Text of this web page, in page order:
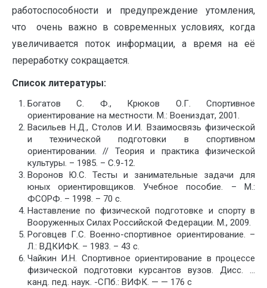
работоспособности и предупреждение утомления,
что очень важно в современных условиях, когда
увеличивается поток информации, а время на её
переработку сокращается.
Список литературы:
Богатов С. Ф., Крюков О.Г. Спортивное
ориентирование на местности. М.: Воениздат, 2001.
Васильев Н.Д., Столов И.И. Взаимосвязь физической
и технической подготовки в спортивном
ориентировании. // Теория и практика физической
культуры. – 1985. – С.9-12.
Воронов Ю.С. Тесты и занимательные задачи для
юных ориентировщиков. Учебное пособие. – М.:
ФСОРФ. – 1998. – 70 с.
Наставление по физической подготовке и спорту в
Вооруженных Силах Российской Федерации. М., 2009.
Роговцев Г.С. Военно-спортивное ориентирование. –
Л.: ВДКИФК. – 1983. – 43 с.
Чайкин И.Н. Спортивное ориентирование в процессе
физической подготовки курсантов вузов. Дисс. …
канд. пед. наук. -СПб.: ВИФК. — — 176 с